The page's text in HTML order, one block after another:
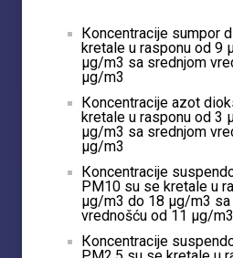
Кoncentracije sumpor
kretale u rasponu od 9
µg/m3 sa srednjom
µg/m3
Кoncentracije azot
kretale u rasponu od 3
µg/m3 sa srednjom
µg/m3
Кoncentracije
PM10 su se kretale u
µg/m3 do 18 µg/m3 sa
vrednošću od 11 µg/m3
Кoncentracije